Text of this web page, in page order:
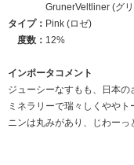
GrunerVeltliner (グリュ
タイプ： Pink (ロゼ)
度数： 12%
インポータコメント
ジューシーなすもも、日本の
ミネラリーで瑞々しくやや
ニンは丸みがあり、じわーっ